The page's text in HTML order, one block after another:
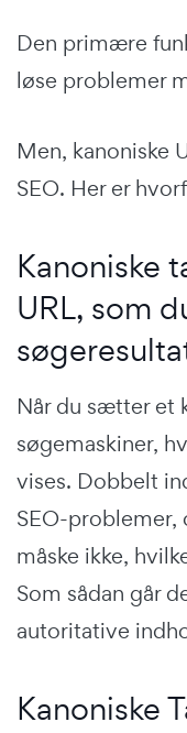
Den primære
løse problemer
Men, kanoniske
SEO. Her er
Kanoniske
URL, som
Når du sætter et
søgemaskiner,
vises. Dobbelt
SEO-problemer,
måske ikke,
Som sådan går
autoritative
Kanoniske